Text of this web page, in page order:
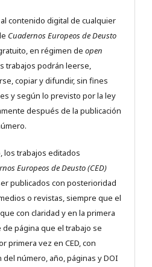
al contenido digital de cualquier
Cuadernos Europeos de Deusto
en régimen de open
trabajos podrán leerse,
copiar y difundir, sin fines
y según lo previsto por la ley
después de la publicación
los trabajos editados
Europeos de Deusto (CED)
publicados con posterioridad
o revistas, siempre que el
con claridad y en la primera
de página que el trabajo se
primera vez en CED, con
del número, año, páginas y DOI